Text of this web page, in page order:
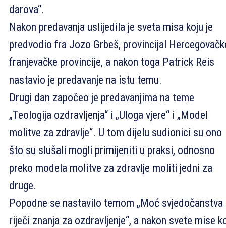
darova“.
Nakon predavanja uslijedila je sveta misa koju je
predvodio fra Jozo Grbeš, provincijal
franjevačke provincije, a nakon toga Patrick Reis
nastavio je predavanje na istu temu.
Drugi dan započeo je predavanjima na teme
„Teologija ozdravljenja“ i „Uloga vjere“ i „Model
molitve za zdravlje“. U tom dijelu sudionici su ono
što su slušali mogli primijeniti u praksi, odnosno
preko modela molitve za zdravlje moliti jedni za
druge.
Popodne se nastavilo temom „Moć svjedočanstva
riječi znanja za ozdravljenje“, a nakon svete mise